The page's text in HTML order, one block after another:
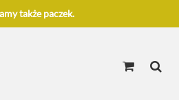
także paczek.